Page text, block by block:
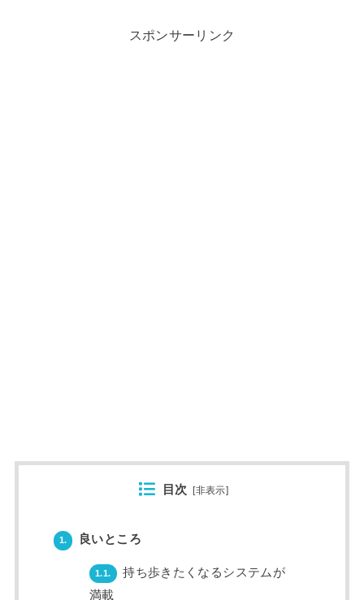
スポンサーリンク
目次 [非表示]
1. 良いところ
1.1.
持ち歩きたくなるシステムが
満載